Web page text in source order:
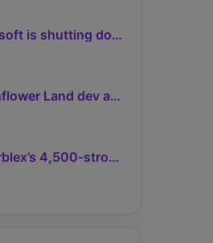
Ubisoft is shutting down another NFT-based game project
Sunflower Land dev announces Ronin creature-collector Yakkamon
Marblex’s 4,500-strong NFT Adventure with The Seven Deadly Sins mints out